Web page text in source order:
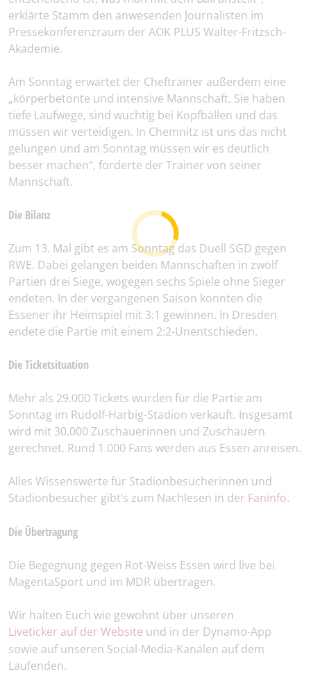
erklärte Stamm den anwesenden Journalisten im
Pressekonferenzraum der AOK PLUS Walter-Fritzsch-
Akademie.
Am Sonntag erwartet der Cheftrainer außerdem eine
„körperbetonte und intensive Mannschaft. Sie haben
tiefe Laufwege, sind wuchtig bei Kopfbällen und das
müssen wir verteidigen. In Chemnitz ist uns das nicht
gelungen und am Sonntag müssen wir es deutlich
besser machen“, forderte der Trainer von seiner
Mannschaft.
Die Bilanz
Zum 13. Mal gibt es am Sonntag das Duell SGD gegen
RWE. Dabei gelangen beiden Mannschaften in zwölf
Partien drei Siege, wogegen sechs Spiele ohne Sieger
endeten. In der vergangenen Saison konnten die
Essener ihr Heimspiel mit 3:1 gewinnen. In Dresden
endete die Partie mit einem 2:2-Unentschieden.
Die Ticketsituation
Mehr als 29.000 Tickets wurden für die Partie am
Sonntag im Rudolf-Harbig-Stadion verkauft. Insgesamt
wird mit 30.000 Zuschauerinnen und Zuschauern
gerechnet. Rund 1.000 Fans werden aus Essen anreisen.
Alles Wissenswerte für Stadionbesucherinnen und
Stadionbesucher gibt‘s zum Nachlesen in der Faninfo.
Die Übertragung
Die Begegnung gegen Rot-Weiss Essen wird live bei
MagentaSport und im MDR übertragen.
Wir halten Euch wie gewohnt über unseren
Liveticker auf der Website und in der Dynamo-App
sowie auf unseren Social-Media-Kanälen auf dem
Laufenden.